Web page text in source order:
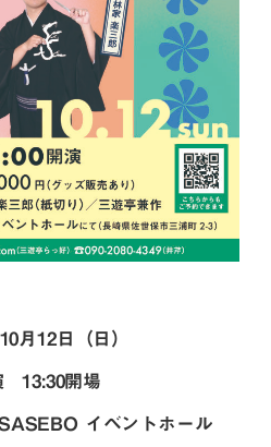
月12日（日）
13:30開場
イベントホール